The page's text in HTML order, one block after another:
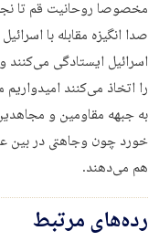
مخصوصا روحانیت قم تا
صدا انگیزه مقابله با
اسرائیل ایستادگی
را اتخاذ می‌کنند
به جبهه مقاومین و
خورد چون وجاهتی در بین
هم می‌دهند.
رده‌های مرتبط